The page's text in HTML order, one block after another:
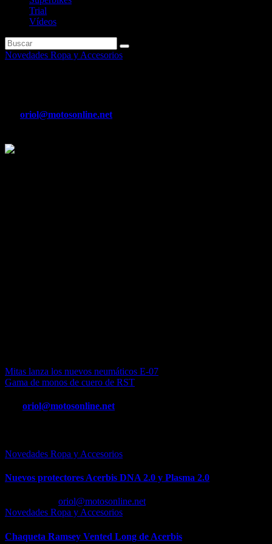
Trial
Vídeos
Novedades Ropa y Accesorios
oriol@motosonline.net
Navegación
de
entradas
Mitas lanza los nuevos neumáticos E-07
Gama de monos de cuero de RST
oriol@motosonline.net
Novedades Ropa y Accesorios
Nuevos protectores Acerbis DNA 2.0 y Plasma 2.0
oriol@motosonline.net
Novedades Ropa y Accesorios
Chaqueta Ramsey Vented Long de Acerbis